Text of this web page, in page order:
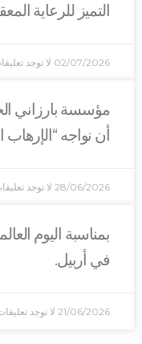
التميز للرعاية
02/07/2026 لا توجد
مؤسسة بارزاني
أن نواجه “الإرهاب
28/06/2026 لا توجد
بمناسبة اليوم
في أربيل.
21/06/2026 لا توجد